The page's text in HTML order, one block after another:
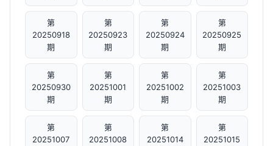
第
20250918
期
第
20250923
期
第
20250924
期
第
20250925
期
第
20250930
期
第
20251001
期
第
20251002
期
第
20251003
期
第
20251007
第
20251008
第
20251014
第
20251015